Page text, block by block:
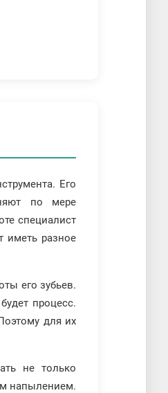
Его
по мере
специалист
иметь разное
его зубьев.
процесс.
для их
не только
напылением.